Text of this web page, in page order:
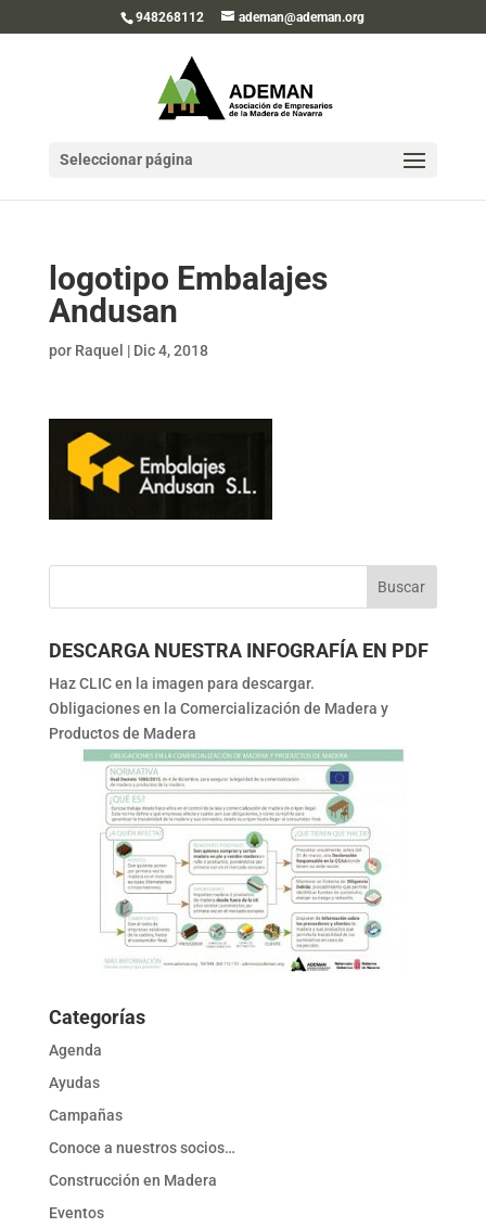
948268112 ademan@ademan.org
Seleccionar página
logotipo Embalajes
Andusan
por Raquel | Dic 4, 2018
DESCARGA NUESTRA INFOGRAFÍA EN PDF
Haz CLIC en la imagen para descargar.
Obligaciones en la Comercialización de Madera y
Productos de Madera
Categorías
Agenda
Ayudas
Campañas
Conoce a nuestros socios…
Construcción en Madera
Eventos